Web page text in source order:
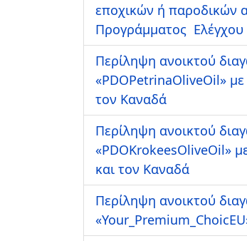
εποχικών ή παροδικών
Προγράμματος
Περίληψη ανοικτού
«PDOPetrinaOliveOil»
τον Καναδά
Περίληψη ανοικτού
«PDOKrokeesOliveOil»
και τον Καναδά
Περίληψη ανοικτού